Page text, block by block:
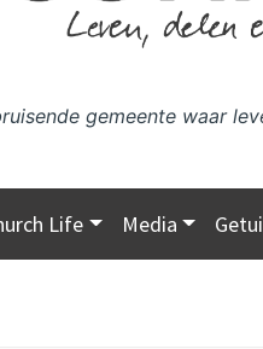
gemeente waar
Life Media